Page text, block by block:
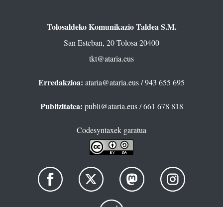
Tolosaldeko Komunikazio Taldea S.M.
San Esteban, 20 Tolosa 20400
tkt@ataria.eus
Erredakzioa: ataria@ataria.eus/ 943 655 695
Publizitatea: publi@ataria.eus/ 661 678 818
Codesyntaxek garatua